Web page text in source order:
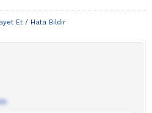
Et / Hata Bildir